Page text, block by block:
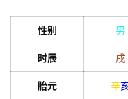
性别 男
时辰 戌
胎元 辛